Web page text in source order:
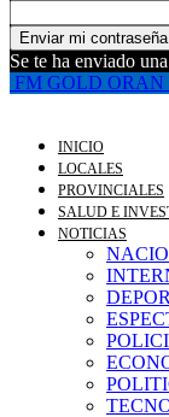
Se te ha enviado
FM GOLD ORAN
INICIO
LOCALES
PROVINCIALES
SALUD E
NOTICIAS